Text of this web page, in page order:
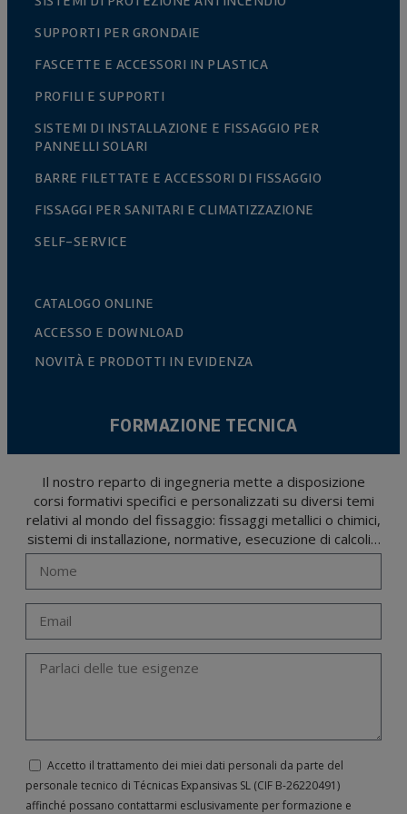
SUPPORTI PER GRONDAIE
FASCETTE E ACCESSORI IN PLASTICA
PROFILI E SUPPORTI
SISTEMI DI INSTALLAZIONE E FISSAGGIO PER
PANNELLI SOLARI
BARRE FILETTATE E ACCESSORI DI FISSAGGIO
FISSAGGI PER SANITARI E CLIMATIZZAZIONE
SELF-SERVICE
CATALOGO ONLINE
ACCESSO E DOWNLOAD
NOVITÀ E PRODOTTI IN EVIDENZA
FORMAZIONE TECNICA
Il nostro reparto di ingegneria mette a disposizione
corsi formativi specifici e personalizzati su diversi temi
relativi al mondo del fissaggio: fissaggi metallici o chimici,
sistemi di installazione, normative, esecuzione di calcoli…
Accetto il trattamento dei miei dati personali da parte del
personale tecnico di Técnicas Expansivas SL (CIF B-­26220491)
affinché possano contattarmi esclusivamente per formazione e